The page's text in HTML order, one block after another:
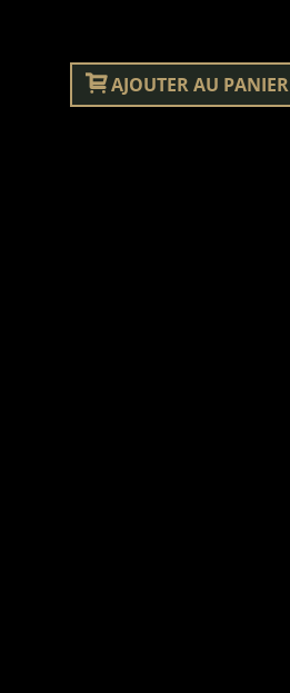
AJOUTER AU PANIER